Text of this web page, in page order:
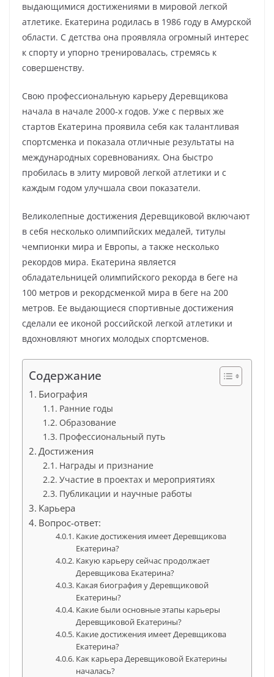
выдающимися достижениями в мировой легкой
атлетике. Екатерина родилась в 1986 году в Амурской
области. С детства она проявляла огромный интерес
к спорту и упорно тренировалась, стремясь к
совершенству.
Свою профессиональную карьеру Деревщикова
начала в начале 2000-х годов. Уже с первых же
стартов Екатерина проявила себя как талантливая
спортсменка и показала отличные результаты на
международных соревнованиях. Она быстро
пробилась в элиту мировой легкой атлетики и с
каждым годом улучшала свои показатели.
Великолепные достижения Деревщиковой включают
в себя несколько олимпийских медалей, титулы
чемпионки мира и Европы, а также несколько
рекордов мира. Екатерина является
обладательницей олимпийского рекорда в беге на
100 метров и рекордсменкой мира в беге на 200
метров. Ее выдающиеся спортивные достижения
сделали ее иконой российской легкой атлетики и
вдохновляют многих молодых спортсменов.
Содержание
Биография
Ранние годы
Образование
Профессиональный путь
Достижения
Награды и признание
Участие в проектах и мероприятиях
Публикации и научные работы
Карьера
Вопрос-ответ:
Какие достижения имеет Деревщикова
Екатерина?
Какую карьеру сейчас продолжает
Деревщикова Екатерина?
Какая биография у Деревщиковой
Екатерины?
Какие были основные этапы карьеры
Деревщиковой Екатерины?
Какие достижения имеет Деревщикова
Екатерина?
Как карьера Деревщиковой Екатерины
началась?